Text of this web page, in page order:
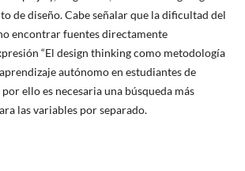
de diseño. Cabe señalar que la dificultad del
encontrar fuentes directamente
“El design thinking como metodología
autónomo en estudiantes de
por ello es necesaria una búsqueda más
las variables por separado.